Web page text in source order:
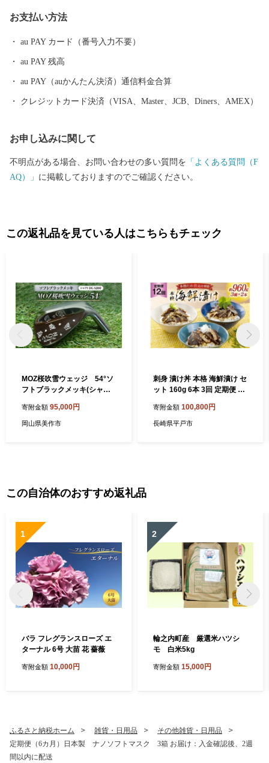
町内を流れる小河川には、絶滅危惧種に指定された『カワバタモ
のほかにも、輪之内町の北部に位置する輪中堤では、春の６００
本の桜、夏の６，０００株のあじさい、秋の紅葉が、訪れる人々
の目を楽しませ、四季折々の美しい彩りを楽しむことができま
お支払い方法
au PAY カード（番号入力不要）
au PAY 残高
au PAY（auかんたん決済）通信料金合算
クレジットカード決済（VISA、Master、JCB、Diners、AMEX）
お申し込みに関して
不明点がある場合、お問い合わせの多い質問を 「よくある質問（F
AQ）」 に掲載しておりますのでご確認ください。
この返礼品を見ている人はこちらもチェック
MOZ桜吹雪ウェッジ 54°ソ
フトブラックメッキ(シャフ
寄附金額 95,000円
岡山県美作市
刺身 漬け丼 本格 海鮮漬け セ
ット 160g 6本 3回 定期便 総
[よかろ物産 長崎県 平戸市 hr
42bgy420100] さしみ 漬け
寄附金額 100,800円
長崎県平戸市
この自治体のおすすめ返礼品
1
バラ フレグランスローズ エ
ターナル 6号 大苗 花 薔薇
寄附金額 10,000円
2
輪之内町産 厳選米ハツシ
モ 白米5kg
寄附金額 15,000円
ふるさと納税ホーム 雑貨・日用品
その他雑貨・日用品
定期便（6カ月）日本製 ナノソフトマスク 3箱 お届け：入金確認後、2週
間以内に配送